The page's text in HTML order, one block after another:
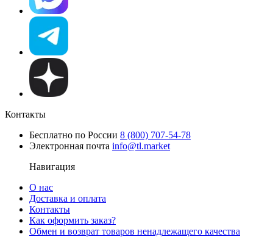
Контакты
Бесплатно по России 8 (800) 707-54-78
Электронная почта info@tl.market
Навигация
О нас
Доставка и оплата
Контакты
Как оформить заказ?
Обмен и возврат товаров ненадлежащего качества